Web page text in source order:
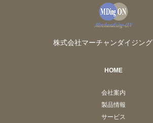
株式会社マーチャンダイジン
HOME
会社案内
製品情報
サービス